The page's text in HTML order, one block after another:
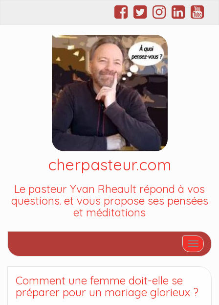
cherpasteur.com
Le pasteur Yvan Rheault répond à vos
questions. et vous propose ses pensées
et méditations
Afficher/
Comment une femme doit-elle se
préparer pour un mariage glorieux ?